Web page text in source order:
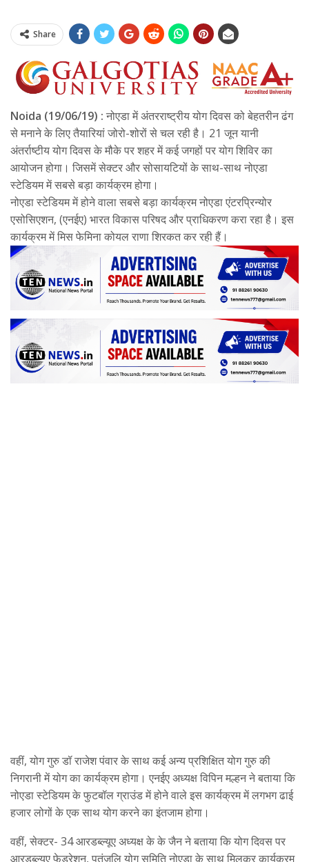
Share
Noida (19/06/19) : नोएडा में अंतरराष्ट्रीय योग दिवस को बेहतरीन ढंग
से मनाने के लिए तैयारियां जोरो-शोरों से चल रही है। 21 जून यानी
अंतर्राष्टीय योग दिवस के मौके पर शहर में कई जगहों पर योग शिविर का
आयोजन होगा। जिसमें सेक्टर और सोसायटियों के साथ-साथ नोएडा
स्टेडियम में सबसे बड़ा कार्यक्रम होगा।
नोएडा स्टेडियम में होने वाला सबसे बड़ा कार्यक्रम नोएडा एंटरप्रिन्योर
एसोसिएशन, (एनईए) भारत विकास परिषद और प्राधिकरण करा रहा है। इस
कार्यक्रम में मिस फेमिना कोयल राणा शिरकत कर रही हैं।
वहीं, योग गुरु डॉ राजेश पंवार के साथ कई अन्य प्रशिक्षित योग गुरु की
निगरानी में योग का कार्यक्रम होगा। एनईए अध्यक्ष विपिन मल्हन ने बताया कि
नोएडा स्टेडियम के फुटबॉल ग्राउंड में होने वाले इस कार्यक्रम में लगभग ढाई
हजार लोगों के एक साथ योग करने का इंतजाम होगा।
वहीं, सेक्टर- 34 आरडब्ल्यूए अध्यक्ष के के जैन ने बताया कि योग दिवस पर
आरडब्ल्यूए फेडरेशन, पतंजलि योग समिति नोएडा के साथ मिलकर कार्यक्रम